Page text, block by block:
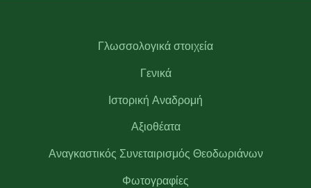
Γλωσσολογικά στοιχεία
Γενικά
Ιστορική Αναδρομή
Αξιοθέατα
Αναγκαστικός Συνεταιρισμός Θεοδωριάνων
Φωτογραφίες